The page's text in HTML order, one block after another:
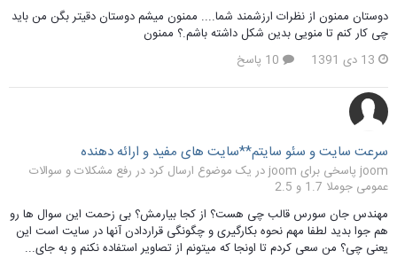
دوستان ممنون از نظرات ارزشمند شما.... ممنون میشم دوستان دقیتر بگن من باید
چی کار کنم تا منویی بدین شکل داشته باشم.؟ ممنون
13 دی 1391
سرعت سایت و سئو سایتم**سایت های مفید و ارائه دهنده
joom پاسخی برای joom در یک موضوع ارسال کرد در
رفع مشکلات و سوالات
عمومی جوملا 1.7 و 2.5
مهندس جان سورس قالب چی هست؟ از کجا بیارمش؟ بی زحمت این سوال ها رو
هم جوا بدید لطفا مهم نحوه بکارگیری و چگونگی قراردادن آنها در سایت است این
یعنی چی؟ من سعی کردم تا اونجا که میتونم از تصاویر استفاده نکنم و به جای...